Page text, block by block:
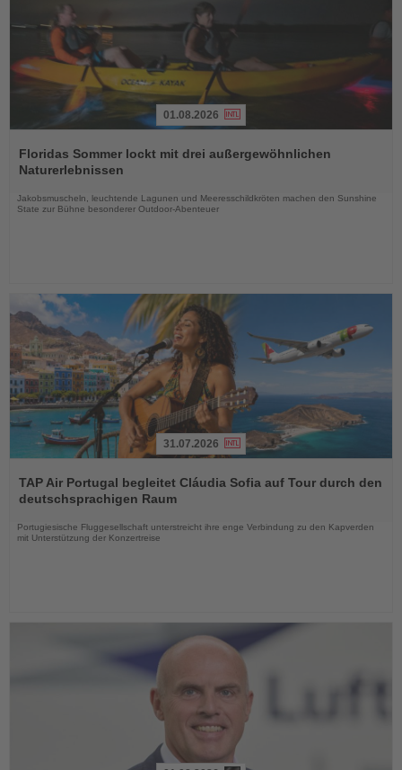
Sie
die
01.08.2026
Floridas Sommer lockt mit drei außergewöhnlichen
Naturerlebnissen
Jakobsmuscheln, leuchtende Lagunen und Meeresschildkröten machen den Sunshine
State zur Bühne besonderer Outdoor-Abenteuer
Sie
die
31.07.2026
TAP Air Portugal begleitet Cláudia Sofia auf Tour durch den
deutschsprachigen Raum
Portugiesische Fluggesellschaft unterstreicht ihre enge Verbindung zu den Kapverden
mit Unterstützung der Konzertreise